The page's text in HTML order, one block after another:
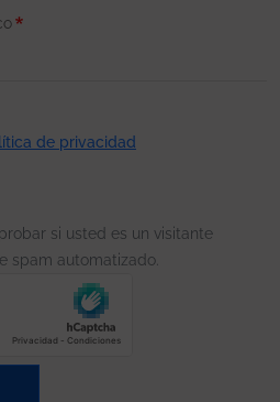
de privacidad
si usted es un visitante
spam automatizado.